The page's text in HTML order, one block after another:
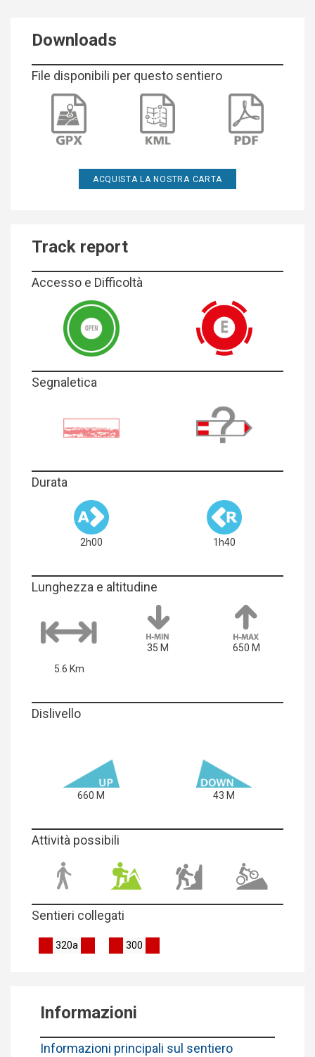
Downloads
File disponibili per questo sentiero
ACQUISTA LA NOSTRA CARTA
Track report
Accesso e Difficoltà
Segnaletica
Durata
2h00 1h40
Lunghezza e altitudine
5.6 Km
35 M 650 M
Dislivello
660 M 43 M
Attività possibili
Sentieri collegati
320a 300
Informazioni
Informazioni principali sul sentiero